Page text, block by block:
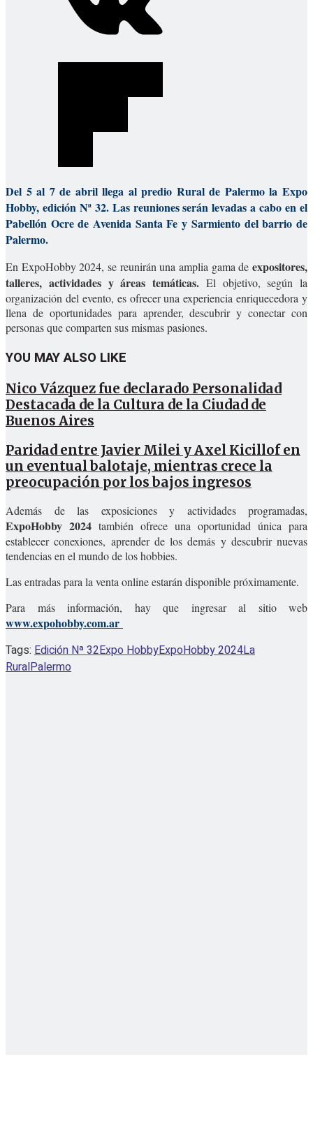
Del 5 al 7 de abril llega al predio Rural de Palermo la Expo
Hobby, edición Nª 32. Las reuniones serán levadas a cabo en el
Pabellón Ocre de Avenida Santa Fe y Sarmiento del barrio de
Palermo.
En ExpoHobby 2024, se reunirán una amplia gama de expositores,
talleres, actividades y áreas temáticas. El objetivo, según la
organización del evento, es ofrecer una experiencia enriquecedora y
llena de oportunidades para aprender, descubrir y conectar con
personas que comparten sus mismas pasiones.
YOU MAY ALSO LIKE
Nico Vázquez fue declarado Personalidad
Destacada de la Cultura de la Ciudad de
Buenos Aires
Paridad entre Javier Milei y Axel Kicillof en
un eventual balotaje, mientras crece la
preocupación por los bajos ingresos
Además de las exposiciones y actividades programadas,
ExpoHobby 2024 también ofrece una oportunidad única para
establecer conexiones, aprender de los demás y descubrir nuevas
tendencias en el mundo de los hobbies.
Las entradas para la venta online estarán disponible próximamente.
Para más información, hay que ingresar al sitio web
www.expohobby.com.ar
Tags: Edición Nª 32Expo HobbyExpoHobby 2024La
RuralPalermo